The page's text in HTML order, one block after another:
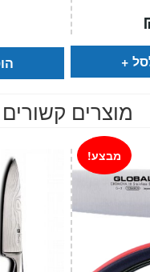
מוצרים קשורים
מבצע!